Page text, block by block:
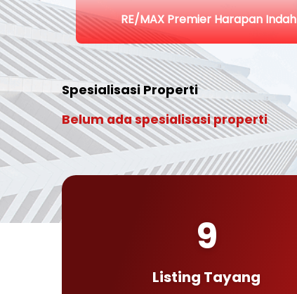
RE/MAX Premier Harapan Indah
Spesialisasi Properti
Belum ada spesialisasi properti
9
Listing Tayang